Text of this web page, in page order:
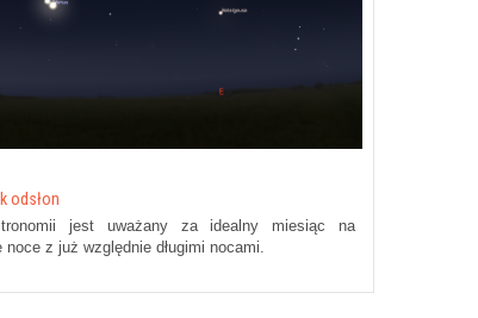
odsłon
jest uważany za idealny miesiąc na
z już względnie długimi nocami.